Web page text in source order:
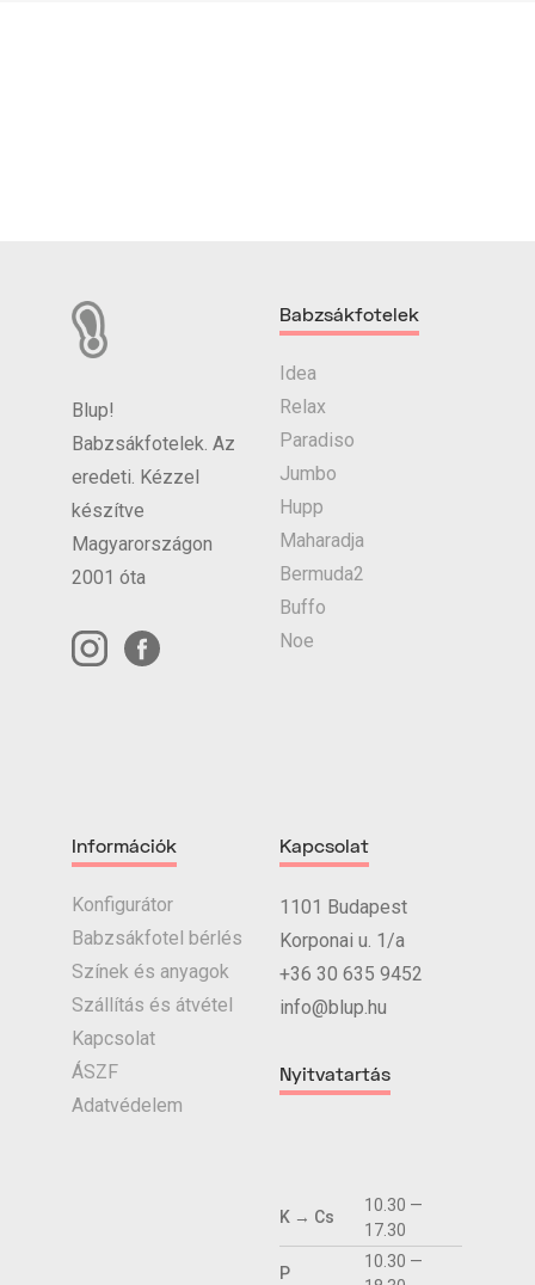
Blup!
Babzsákfotelek. Az
eredeti. Kézzel
készítve
Magyarországon
2001 óta
Babzsákfotelek
Idea
Relax
Paradiso
Jumbo
Hupp
Maharadja
Bermuda2
Buffo
Noe
Információk
Konfigurátor
Babzsákfotel bérlés
Színek és anyagok
Szállítás és átvétel
Kapcsolat
ÁSZF
Adatvédelem
Kapcsolat
1101 Budapest
Korponai u. 1/a
+36 30 635 9452
info@blup.hu
Nyitvatartás
K → Cs
10.30 —
17.30
P
10.30 —